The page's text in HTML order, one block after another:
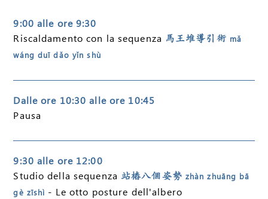
9:00 alle ore 9:30
Riscaldamento con la sequenza 馬王堆導引術 mǎ
wáng duī dǎo yǐn shù
Dalle ore 10:30 alle ore 10:45
Pausa
9:30 alle ore 12:00
Studio della sequenza站樁八個姿勢 zhàn zhuāng bā
gè zīshì - Le otto posture dell'albero